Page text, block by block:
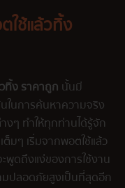
ใช้แล้วทิ้ง
ทิ้ง ราคาถูก นั้นมี
ในการค้นหาความจริง
งๆ ทำให้ทุกท่านได้รู้จัก
มๆ เริ่มจากพอตใช้แล้ว
พูดถึงแง่ของการใช้งาน
มปลอดภัยสูงเป็นที่สุดอีก